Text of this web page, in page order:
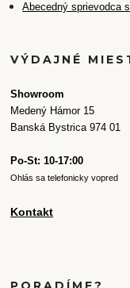
Abecedný sprievodca
VÝDAJNÉ
Showroom
Medený Hámor 15
Banská Bystrica 974 01
Po-St: 10-17:00
Ohlás sa telefonicky vopred
Kontakt